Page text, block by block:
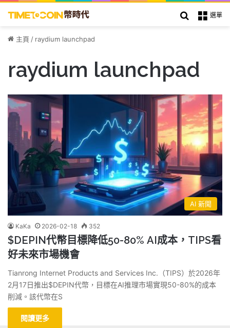
選單
搜索
主頁 / raydium launchpad
raydium launchpad
AI 新聞
KaKa 2026-02-18 352
$DEPIN代幣目標降低50-80% AI成本，TIPS看
好未來市場機會
Tianrong Internet Products and Services Inc.（TIPS）於2026年
2月17日推出$DEPIN代幣，目標在AI推理市場實現50-80%的成本
削減。該代幣在S
閱讀更多